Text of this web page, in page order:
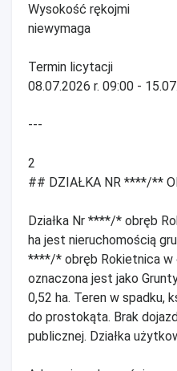
Wysokość rękojmi
niewymaga
Termin licytacji
08.07.2026 r. 09:00 -
---
2
## DZIAŁKA NR ****/**
Działka Nr ****/* obręb
ha jest nieruchomością
****/* obręb Rokietnica w
oznaczona jest jako
0,52 ha. Teren w spadku,
do prostokąta. Brak
publicznej. Działka